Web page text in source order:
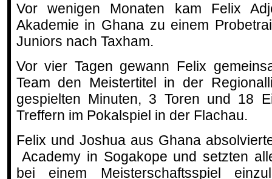
Vor wenigen Monaten kam Felix
Akademie in Ghana zu einem
Juniors nach Taxham.
Vor vier Tagen gewann Felix
Team den Meistertitel in der
gespielten Minuten, 3 Toren und 18
Treffern im Pokalspiel in der Flachau.
Felix und Joshua aus Ghana
Academy in Sogakope und setzten
bei einem Meisterschaftsspiel